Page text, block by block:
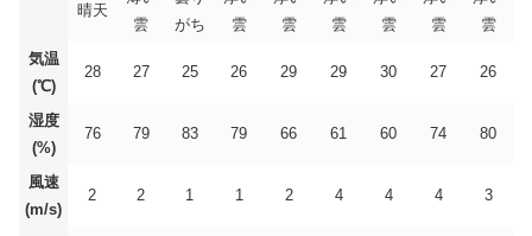
晴天
雲
がち
雲
雲
雲
雲
雲
雲
気温
(℃)
28 27 25 26 29 29 30 27 26
湿度
(%)
76 79 83 79 66 61 60 74 80
風速
(m/s)
2 2 1 1 2 4 4 4 3